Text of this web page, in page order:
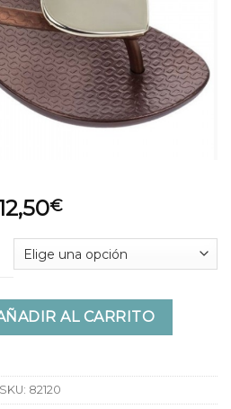
€
Maxi Fashion II Fem cantidad
AL CARRITO
SKU: 82120